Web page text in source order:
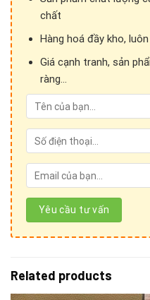
Cảm ơn Quý khách hàng
Để kết nối trực tiếp với
liên hệ theo những hình
chất
Hàng hoá đầy kho,
Giá cạnh tranh, sản
ràng...
Related products